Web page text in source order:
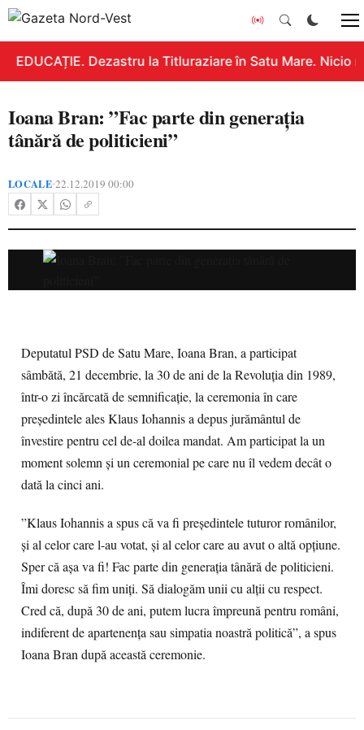
EDUCAȚIE. Dezastru la Titluraziare în Satu Mare. Nicio
Ioana Bran: ”Fac parte din generația
tânără de politicieni”
LOCALE•22.12.2019 00:00
Deputatul PSD de Satu Mare, Ioana Bran, a participat
sâmbătă, 21 decembrie, la 30 de ani de la Revoluția din 1989,
într-o zi încărcată de semnificație, la ceremonia în care
președintele ales Klaus Iohannis a depus jurământul de
învestire pentru cel de-al doilea mandat. Am participat la un
moment solemn și un ceremonial pe care nu îl vedem decât o
dată la cinci ani.
”Klaus Iohannis a spus că va fi președintele tuturor românilor,
și al celor care l-au votat, și al celor care au avut o altă opțiune.
Sper că așa va fi! Fac parte din generația tânără de politicieni.
Îmi doresc să fim uniți. Să dialogăm unii cu alții cu respect.
Cred că, după 30 de ani, putem lucra împreună pentru români,
indiferent de apartenența sau simpatia noastră politică”, a spus
Ioana Bran după această ceremonie.